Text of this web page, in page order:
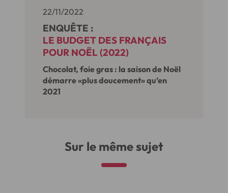
22/11/2022
ENQUÊTE :
LE BUDGET DES FRANÇAIS
POUR NOËL (2022)
Chocolat, foie gras : la saison de Noël
démarre «plus doucement» qu’en
2021
Sur le même sujet